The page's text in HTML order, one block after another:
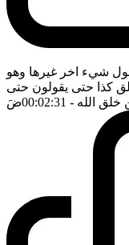
شيء اخر غيرها وهو
كذا حتى يقولون حتى
خلق الله - 00:02:31 ضَ